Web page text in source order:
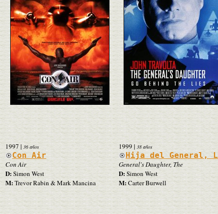
1997 | 36 años
Con Air
Con Air
D:Simon West
M:Trevor Rabin & Mark Mancina
1999 | 38 años
Hija del General,
General's Daughter, The
D:Simon West
M:Carter Burwell